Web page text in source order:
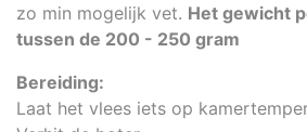
zo min mogelijk vet. Het gewicht
tussen de 200 - 250 gram
Bereiding:
Laat het vlees iets op